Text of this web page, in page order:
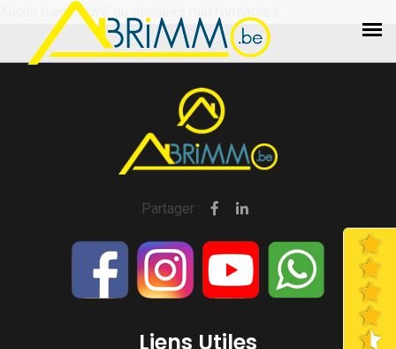
Aucun bien trouvé ou données mal formatées.
Partager :
Liens Utiles